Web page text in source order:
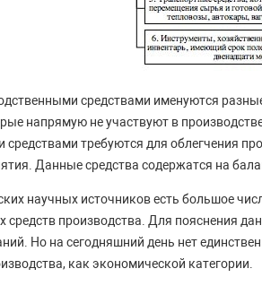
средствами именуются
напрямую не участвуют в
требуются для облегчения
Данные средства содержатся на
научных источников есть большое
средств производства. Для пояснения
Но на сегодняшний день нет
как экономической категории.